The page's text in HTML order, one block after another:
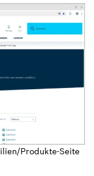
Produkte-Seite